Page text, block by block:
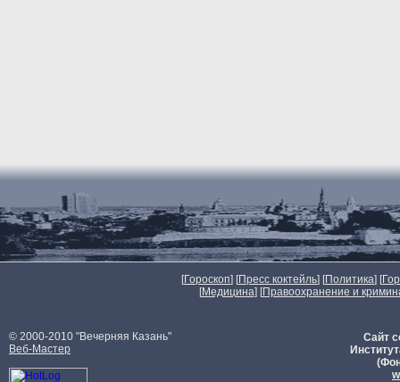
[Гороскоп] [Пресс коктейль] [Политика] [
[Медицина] [Правоохранение и
© 2000-2010 "Вечерняя Казань"
Веб-Мастер
Сайт